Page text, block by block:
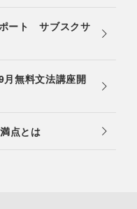
ート サブスクサ
無料文法講座開
点とは